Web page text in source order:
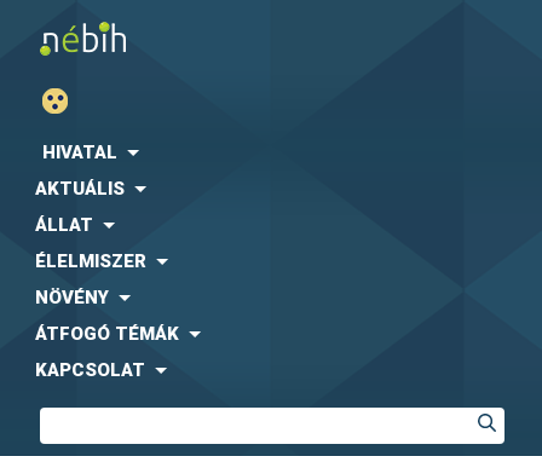
HIVATAL
AKTUÁLIS
ÁLLAT
ÉLELMISZER
NÖVÉNY
ÁTFOGÓ TÉMÁK
KAPCSOLAT